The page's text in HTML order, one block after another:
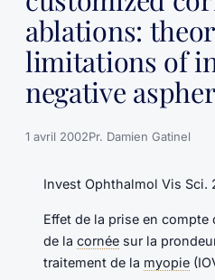
ablations:
limitations of
negative
1 avril 2002Pr. Damien Gatinel
Invest Ophthalmol Vis Sci.
Effet de la prise en compte
de la cornée sur la
traitement de la myopie